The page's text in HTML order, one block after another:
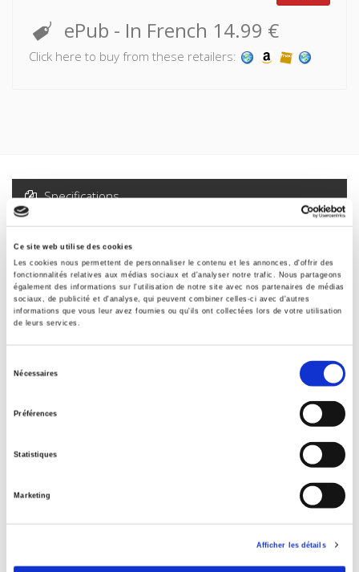
Ce site web utilise des cookies
Les cookies nous permettent de personnaliser le contenu et les annonces, d'offrir des
fonctionnalités relatives aux médias sociaux et d'analyser notre trafic. Nous partageons
également des informations sur l'utilisation de notre site avec nos partenaires de médias
sociaux, de publicité et d'analyse, qui peuvent combiner celles-ci avec d'autres
informations que vous leur avez fournies ou qu'ils ont collectées lors de votre utilisation
de leurs services.
Nécessaires
Préférences
Statistiques
Marketing
Afficher les détails
ePub - In French 14.99 €
Click here to buy from these retailers:
Specifications
Formats
Contents
Specifications
Publisher
Author
Collection
Language